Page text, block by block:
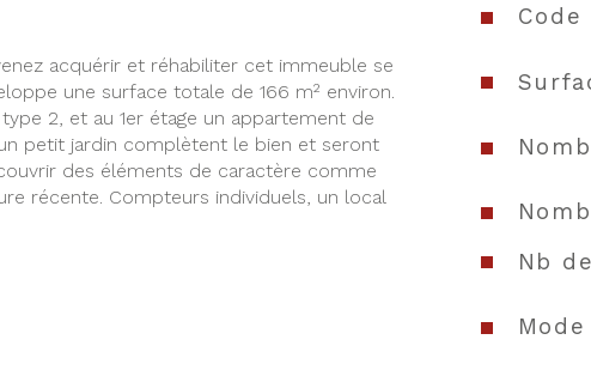
acquérir et réhabiliter cet immeuble se
une surface totale de 166 m² environ.
2, et au 1er étage un appartement de
petit jardin complètent le bien et seront
des éléments de caractère comme
récente. Compteurs individuels, un local
Nb